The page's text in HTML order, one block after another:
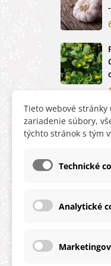
Tieto webové
zariadenie súbory,
týchto stránok s tým
Technické
Analytické